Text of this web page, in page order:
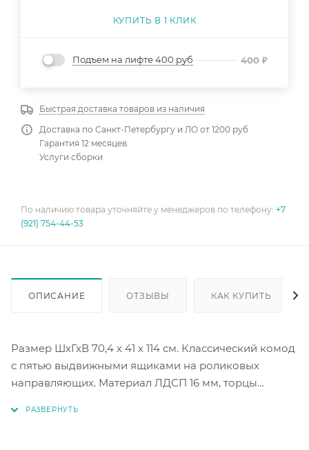
КУПИТЬ В 1 КЛИК
Подъем на лифте 400 руб 400 ₽
Быстрая доставка товаров из наличия
Доставка по Санкт-Петербургу и ЛО от 1200 руб
Гарантия 12 месяцев.
Услуги сборки
По наличию товара уточняйте у менеджеров по телефону: +7
(921) 754-44-53
ОПИСАНИЕ ОТЗЫВЫ КАК КУПИТЬ
Размер ШхГхВ 70,4 х 41 х 114 см. Классический комод
с пятью выдвижными ящиками на роликовых
направляющих. Материал ЛДСП 16 мм, торцы